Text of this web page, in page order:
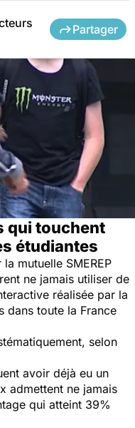
Partager
qui touchent
étudiantes
mutuelle SMEREP
ne jamais utiliser de
réalisée par la
dans toute la France
selon
avoir déjà eu un
admettent ne jamais
qui atteint 39%